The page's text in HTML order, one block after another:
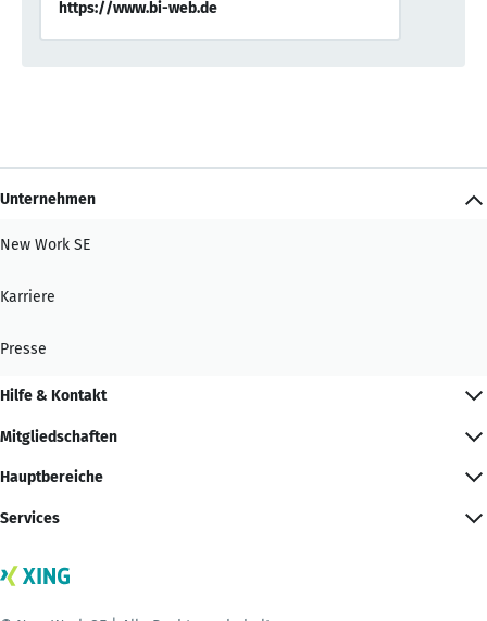
https://www.bi-web.de
Unternehmen
New Work SE
Karriere
Presse
Hilfe & Kontakt
Mitgliedschaften
Hauptbereiche
Services